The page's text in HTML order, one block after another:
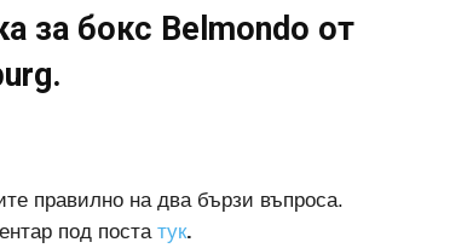
за бокс Belmondo от
правилно на два бързи въпроса.
под поста тук.